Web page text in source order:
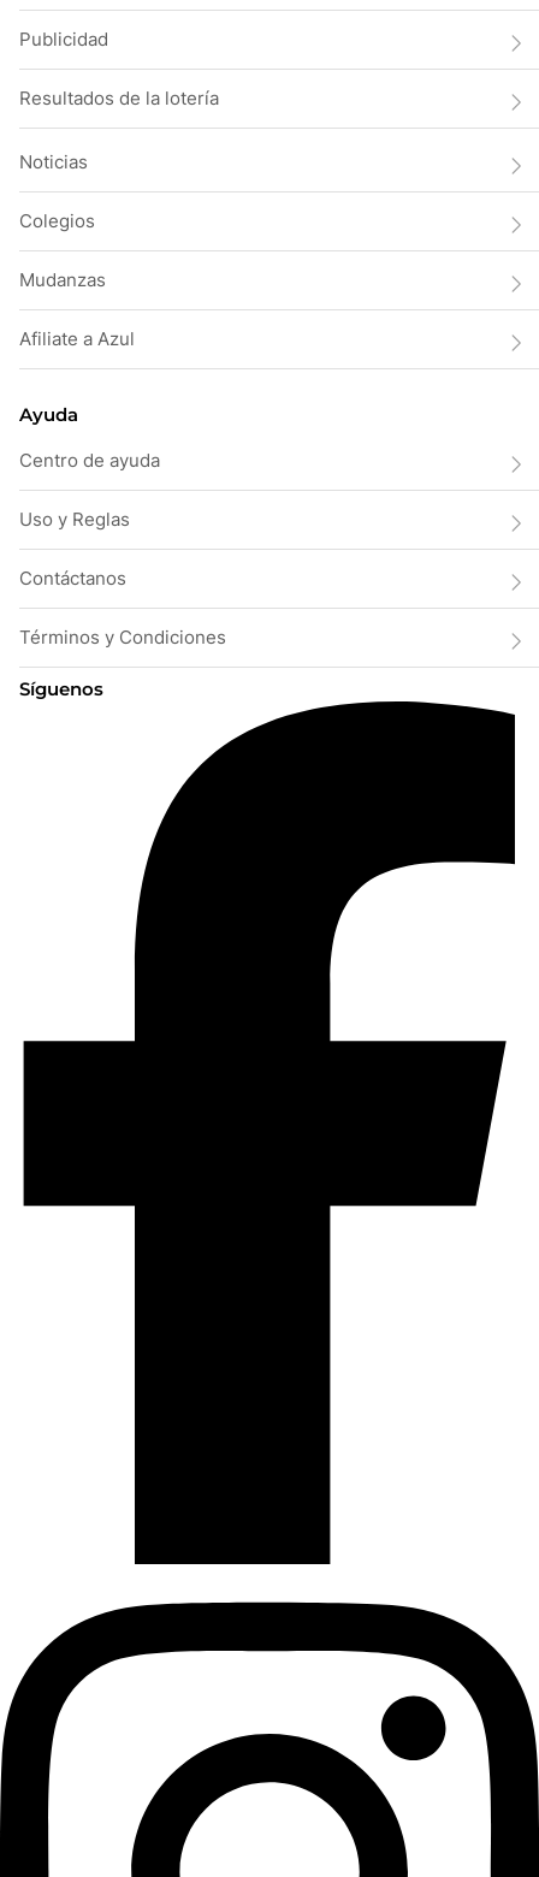
Publicidad
Resultados de la lotería
Noticias
Colegios
Mudanzas
Afiliate a Azul
Ayuda
Centro de ayuda
Uso y Reglas
Contáctanos
Términos y Condiciones
Síguenos